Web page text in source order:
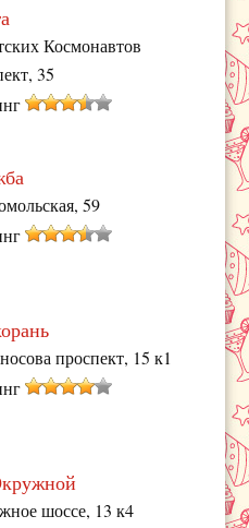
Космонавтов
35
59
проспект, 15 к1
шоссе, 13 к4